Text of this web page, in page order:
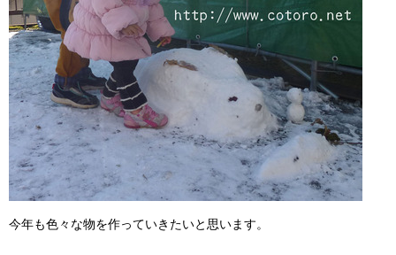
今年も色々な物を作っていきたいと思います。